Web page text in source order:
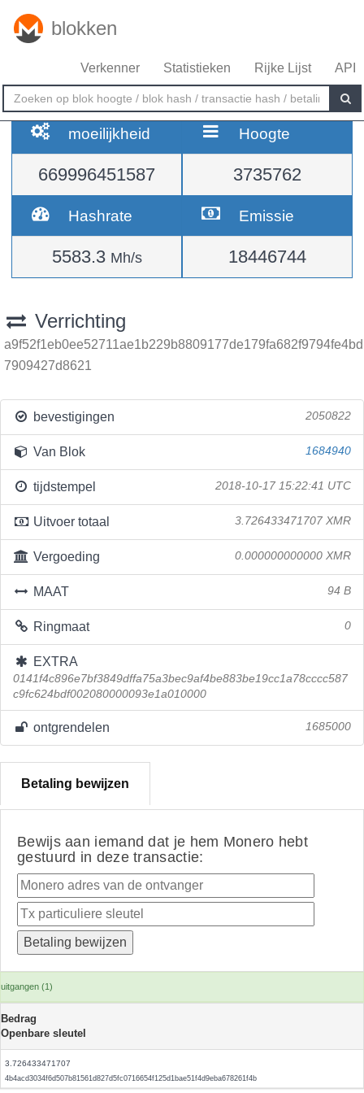
blokken
Verkenner Statistieken Rijke Lijst API
moeilijkheid
669996451587
Hoogte
3735762
Hashrate
5583.3 Mh/s
Emissie
18446744
Verrichting
a9f52f1eb0ee52711ae1b229b8809177de179fa682f9794fe4bd
7909427d8621
bevestigingen 2050822
Van Blok 1684940
tijdstempel 2018-10-17 15:22:41 UTC
Uitvoer totaal 3.726433471707 XMR
Vergoeding 0.000000000000 XMR
MAAT 94 B
Ringmaat 0
EXTRA
0141f4c896e7bf3849dffa75a3bec9af4be883be19cc1a78cccc587
c9fc624bdf002080000093e1a010000
ontgrendelen 1685000
Betaling bewijzen
Bewijs aan iemand dat je hem Monero hebt
gestuurd in deze transactie:
uitgangen (1)
Bedrag
Openbare sleutel
3.726433471707
4b4acd3034f6d507b81561d827d5fc0716654f125d1bae51f4d9eba678261f4b